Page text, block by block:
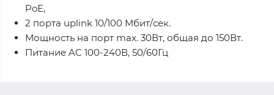
PoE,
2 порта uplink 10/100 Мбит/сек.
Мощность на порт max. 30Вт, общая до 150Вт.
Питание AC 100-240В, 50/60Гц